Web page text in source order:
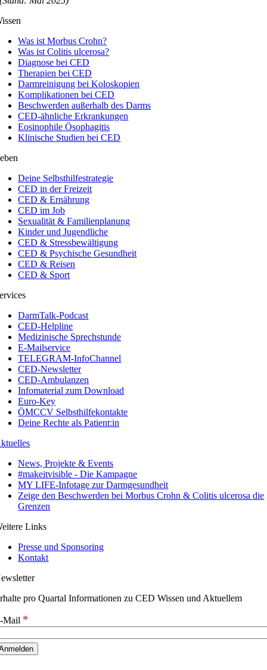
Was ist Morbus Crohn?
Was ist Colitis ulcerosa?
Diagnose bei CED
Therapien bei CED
Darmreinigung bei Koloskopien
Komplikationen bei CED
Beschwerden außerhalb des Darms
CED-ähnliche Erkrankungen
Eosinophile Ösophagitis
Klinische Studien bei CED
Deine Selbsthilfestrategie
CED in der Freizeit
CED & Ernährung
CED im Job
Sexualität & Familienplanung
Kinder und Jugendliche
CED & Stressbewältigung
CED & Psychische Gesundheit
CED & Reisen
CED & Sport
DarmTalk-Podcast
CED-Helpline
Medizinische Sprechstunde
E-Mailservice
TELEGRAM-InfoChannel
CED-Newsletter
CED-Ambulanzen
Infomaterial zum Download
Euro-Key
ÖMCCV Selbsthilfekontakte
Deine Rechte als Patient:in
News, Projekte & Events
#makeitvisible - Die Kampagne
MY LIFE-Infotage zur Darmgesundheit
Zeige den Beschwerden bei Morbus Crohn & Colitis ulcerosa die
Grenzen
Links
Presse und Sponsoring
Kontakt
pro Quartal Informationen zu CED Wissen und Aktuellem
Mail *